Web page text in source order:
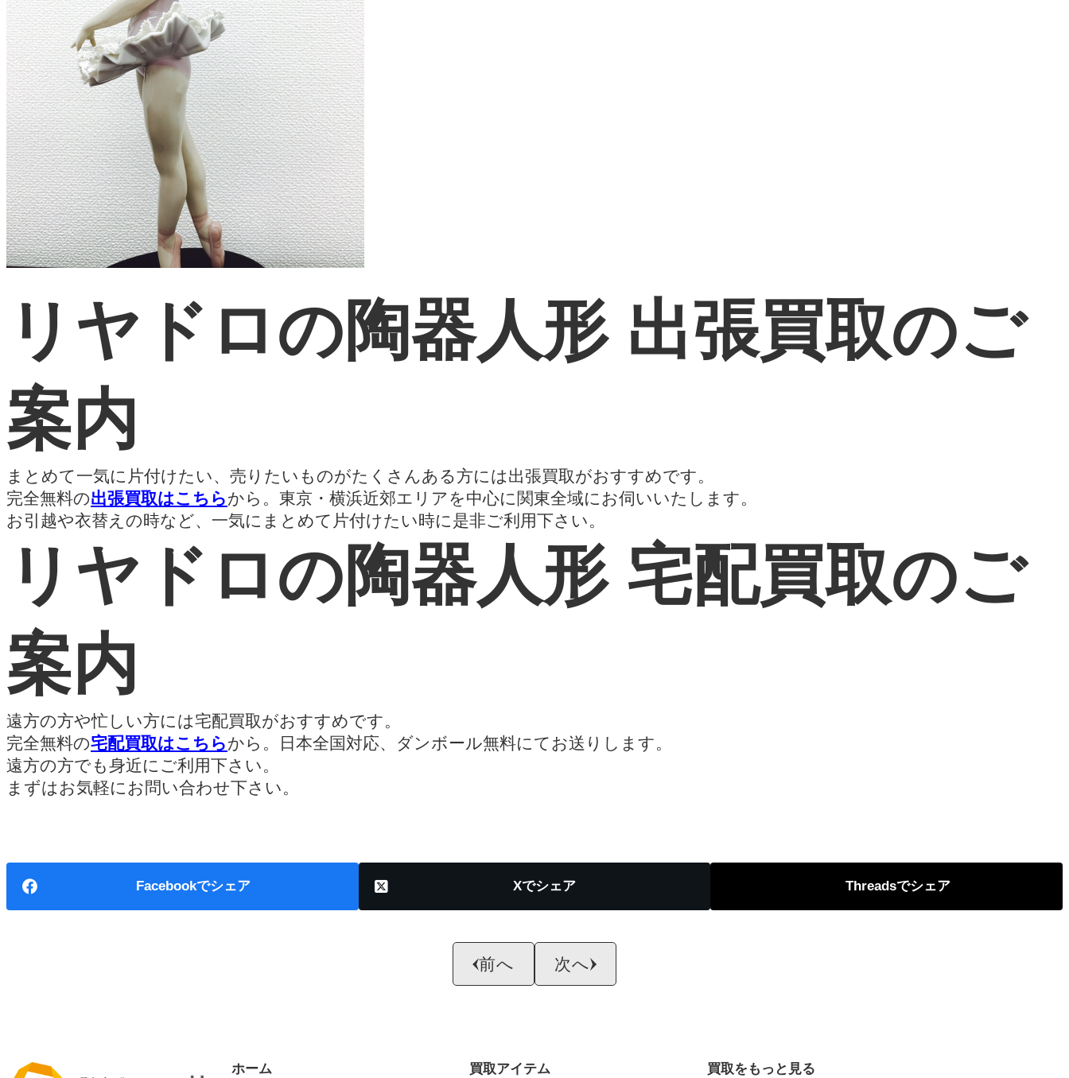
リヤドロの陶器人形 出張買取のご
案内
まとめて一気に片付けたい、売りたいものがたくさんある方には出張買取がおすすめです。
完全無料の出張買取はこちらから。東京・横浜近郊エリアを中心に関東全域にお伺いいたします。
お引越や衣替えの時など、一気にまとめて片付けたい時に是非ご利用下さい。
リヤドロの陶器人形 宅配買取のご
案内
遠方の方や忙しい方には宅配買取がおすすめです。
完全無料の宅配買取はこちらから。日本全国対応、ダンボール無料にてお送りします。
遠方の方でも身近にご利用下さい。
まずはお気軽にお問い合わせ下さい。
Facebook X Threads
前へ 次へ
ホーム 買取アイテム 買取をもっと見る